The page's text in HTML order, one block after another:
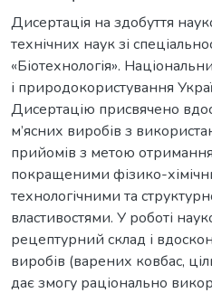
Дисертація на здобуття
технічних наук зі
«Біотехнологія».
і природокористування
Дисертацію присвячено
м’ясних виробів з
прийомів з метою
покращеними фізико-
технологічними та
властивостями. У роботі
рецептурний склад і
виробів (варених ковбас,
дає змогу раціонально